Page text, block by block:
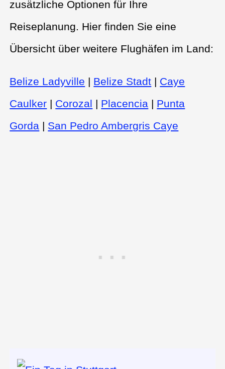
zusätzliche Optionen für Ihre
Reiseplanung. Hier finden Sie eine
Übersicht über weitere Flughäfen im Land:
Belize Ladyville | Belize Stadt | Caye
Caulker | Corozal | Placencia | Punta
Gorda | San Pedro Ambergris Caye